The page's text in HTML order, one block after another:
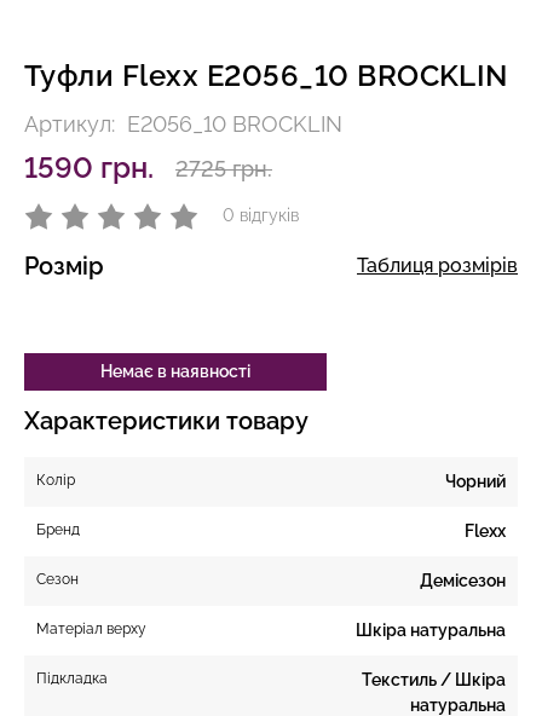
Туфли Flexx E2056_10 BROCKLIN
Артикул: E2056_10 BROCKLIN
1590 грн. 2725 грн.
0 відгуків
Розмір Таблиця розмірів
Немає в наявності
Характеристики товару
Колір Чорний
Бренд Flexx
Сезон Демісезон
Матеріал верху Шкіра натуральна
Підкладка
Текстиль / Шкіра
натуральна